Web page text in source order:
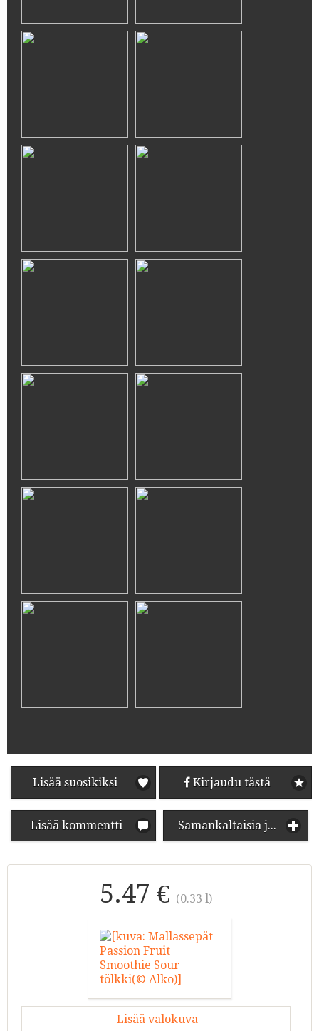
Lisää suosikiksi Kirjaudu tästä
Lisää kommentti Samankaltaisia juomia
5.47 € (0.33 l)
Lisää valokuva